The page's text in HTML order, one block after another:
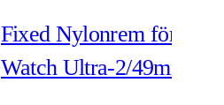
Fixed Nylonrem för Apple
Watch Ultra-2/49mm